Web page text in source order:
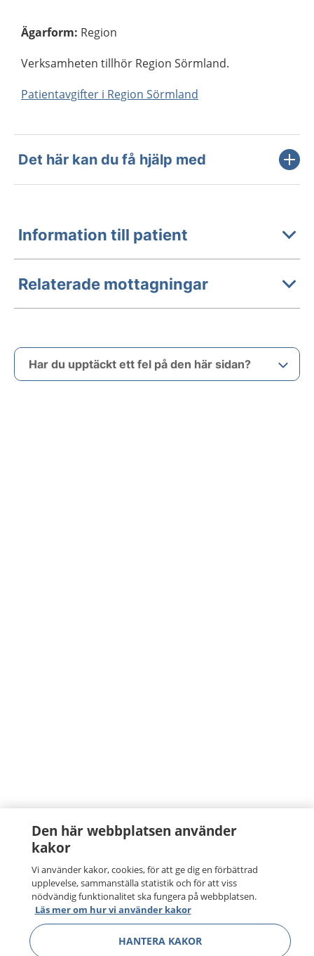
Ägarform: Region
Verksamheten tillhör Region Sörmland.
Patientavgifter i Region Sörmland
Det här kan du få hjälp med
Information till patient
Relaterade mottagningar
Har du upptäckt ett fel på den här sidan?
Den här webbplatsen använder
kakor
Vi använder kakor, cookies, för att ge dig en förbättrad
upplevelse, sammanställa statistik och för att viss
nödvändig funktionalitet ska fungera på webbplatsen.
Läs mer om hur vi använder kakor
HANTERA KAKOR